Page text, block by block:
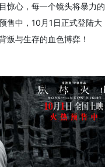
惊心，每一个镜头将暴力的
售中，10月1日正式登陆大
叛与生存的血色博弈！